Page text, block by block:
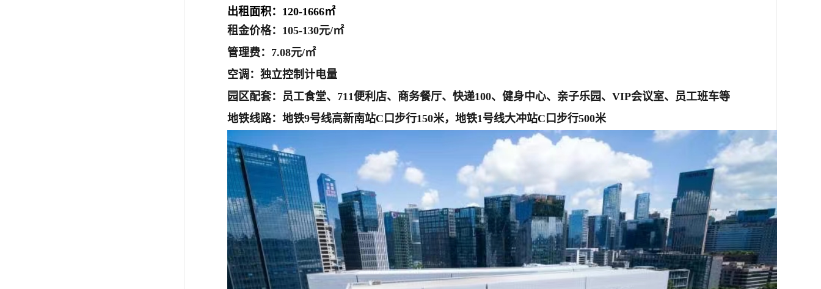
出租面积：120-1666㎡
租金价格： 105-130元/㎡
管理费：7.08元/㎡
空调：独立控制计电量
园区配套：员工食堂、711便利店、商务餐厅、快递100、健身中心、亲子乐园、VIP会议室、员工班车等
地铁线路：地铁9号线高新南站C口步行150米，地铁1号线大冲站C口步行500米